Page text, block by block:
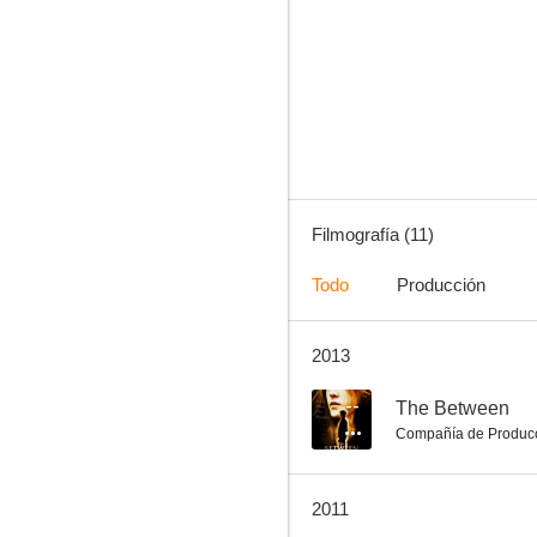
Filmografía (11)
Todo Producción
2013
-- The Between
Compañía de
2011